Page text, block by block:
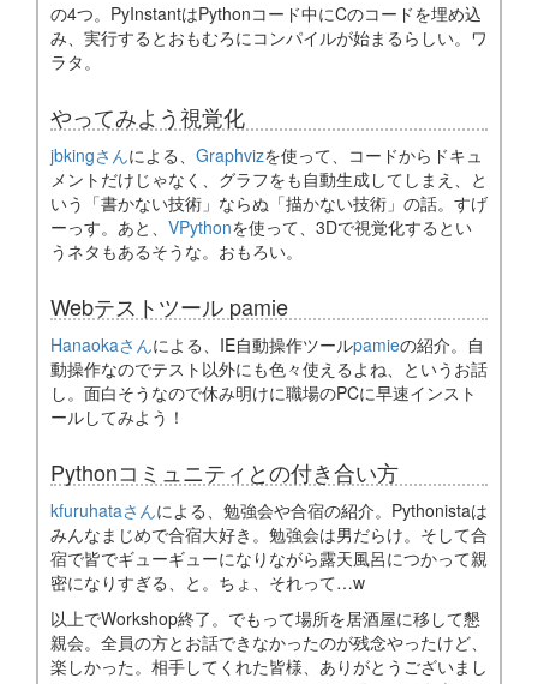
の4つ。PyInstantはPythonコード中にCのコードを埋め込
み、実行するとおもむろにコンパイルが始まるらしい。ワ
ラタ。
やってみよう視覚化
jbkingさんによる、 Graphvizを使って、コードからドキュ
メントだけじゃなく、グラフをも自動生成してしまえ、と
いう「書かない技術」ならぬ「描かない技術」の話。すげ
ーっす。あと、 VPythonを使って、3Dで視覚化するとい
うネタもあるそうな。おもろい。
Webテストツール pamie
Hanaokaさんによる、IE自動操作ツールpamieの紹介。自
動操作なのでテスト以外にも色々使えるよね、というお話
し。面白そうなので休み明けに職場のPCに早速インスト
ールしてみよう！
Pythonコミュニティとの付き合い方
kfuruhataさんによる、勉強会や合宿の紹介。Pythonistaは
みんなまじめで合宿大好き。勉強会は男だらけ。そして合
宿で皆でギューギューになりながら露天風呂につかって親
密になりすぎる、と。ちょ、それって…w
以上でWorkshop終了。でもって場所を居酒屋に移して懇
親会。全員の方とお話できなかったのが残念やったけど、
楽しかった。相手してくれた皆様、ありがとうございまし